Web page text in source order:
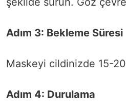
Adım 3: Bekleme Süresi
Maskeyi cildinizde 15-
Adım 4: Durulama